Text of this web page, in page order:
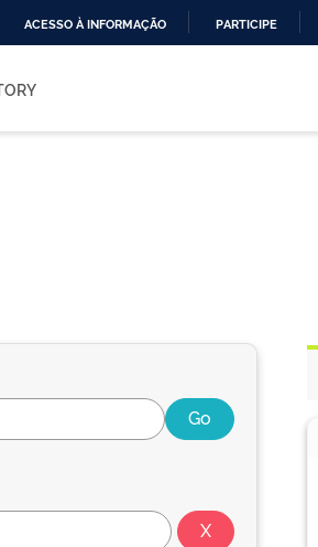
ACESSO À INFORMAÇÃO PARTICIPE